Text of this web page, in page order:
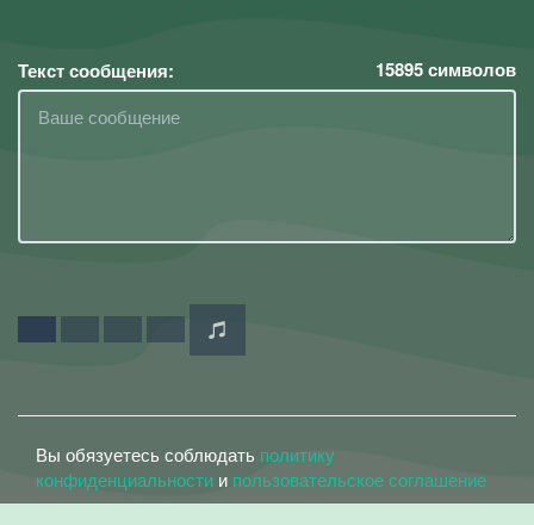
Текст сообщения: 15895символов
Вы обязуетесь соблюдать политику
конфиденциальности и пользовательское соглашение